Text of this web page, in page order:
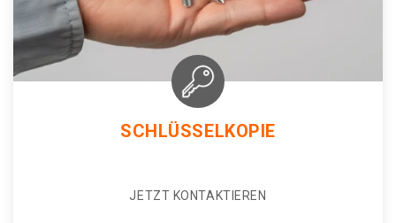
SCHLÜSSELKOPIE
JETZT KONTAKTIEREN